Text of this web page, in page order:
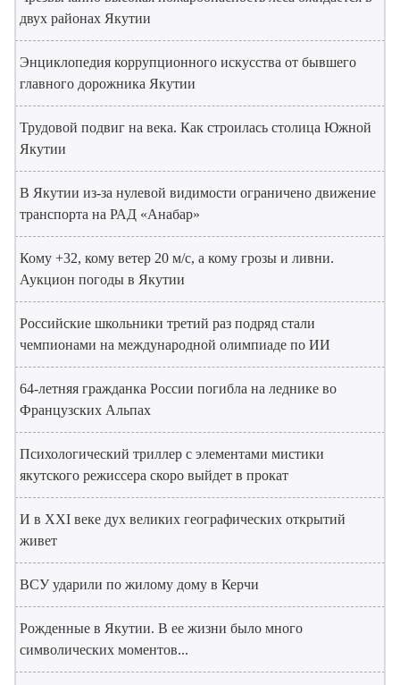
двух районах Якутии
Энциклопедия коррупционного искусства от бывшего
главного дорожника Якутии
Трудовой подвиг на века. Как строилась столица Южной
Якутии
В Якутии из-за нулевой видимости ограничено движение
транспорта на РАД «Анабар»
Кому +32, кому ветер 20 м/с, а кому грозы и ливни.
Аукцион погоды в Якутии
Российские школьники третий раз подряд стали
чемпионами на международной олимпиаде по ИИ
64-летняя гражданка России погибла на леднике во
Французских Альпах
Психологический триллер с элементами мистики
якутского режиссера скоро выйдет в прокат
И в XXI веке дух великих географических открытий
живет
ВСУ ударили по жилому дому в Керчи
Рожденные в Якутии. В ее жизни было много
символических моментов...